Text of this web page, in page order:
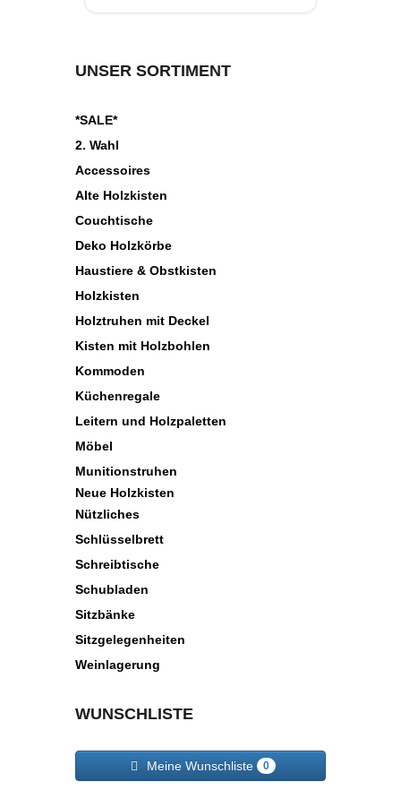
UNSER SORTIMENT
*SALE*
2. Wahl
Accessoires
Alte Holzkisten
Couchtische
Deko Holzkörbe
Haustiere & Obstkisten
Holzkisten
Holztruhen mit Deckel
Kisten mit Holzbohlen
Kommoden
Küchenregale
Leitern und Holzpaletten
Möbel
Munitionstruhen
Neue Holzkisten
Nützliches
Schlüsselbrett
Schreibtische
Schubladen
Sitzbänke
Sitzgelegenheiten
Weinlagerung
WUNSCHLISTE
Meine Wunschliste 0